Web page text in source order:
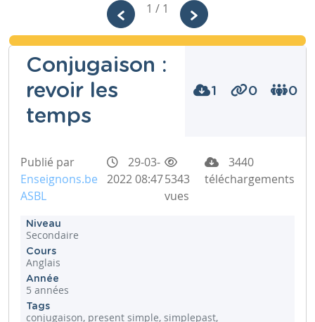
1 / 1
Conjugaison :
revoir les
temps
1 0 0
Publié par
Enseignons.be
ASBL
29-03-
2022 08:475343
vues
3440
téléchargements
Niveau
Secondaire
Cours
Anglais
Année
5 années
Tags
conjugaison, present simple, simplepast,